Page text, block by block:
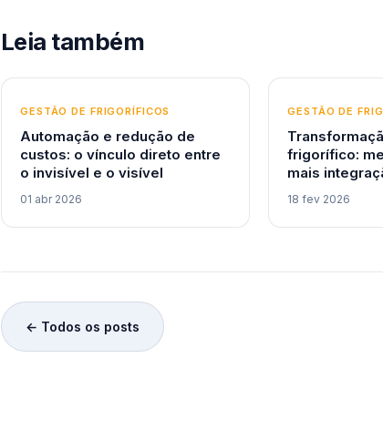
Leia também
GESTÃO DE FRIGORÍFICOS
Automação e redução de
custos: o vínculo direto entre
o invisível e o visível
01 abr 2026
GESTÃO DE
frigorífico:
mais
18 fev 2026
← Todos os posts